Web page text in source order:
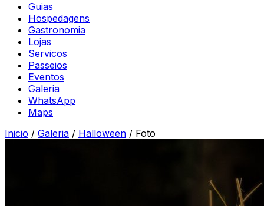
Guias
Hospedagens
Gastronomia
Lojas
Servicos
Passeios
Eventos
Galeria
WhatsApp
Maps
Inicio / Galeria / Halloween / Foto